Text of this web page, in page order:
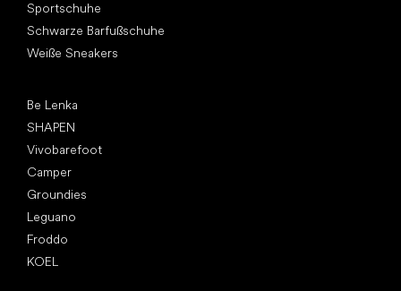
Sportschuhe
Schwarze Barfußschuhe
Weiße Sneakers
Be Lenka
SHAPEN
Vivobarefoot
Camper
Groundies
Leguano
Froddo
KOEL